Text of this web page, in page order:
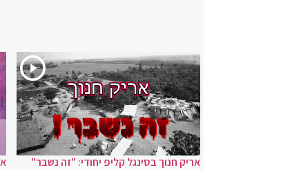
אריק חנוך בסינגל קליפ יחודי: "זה נשבר"